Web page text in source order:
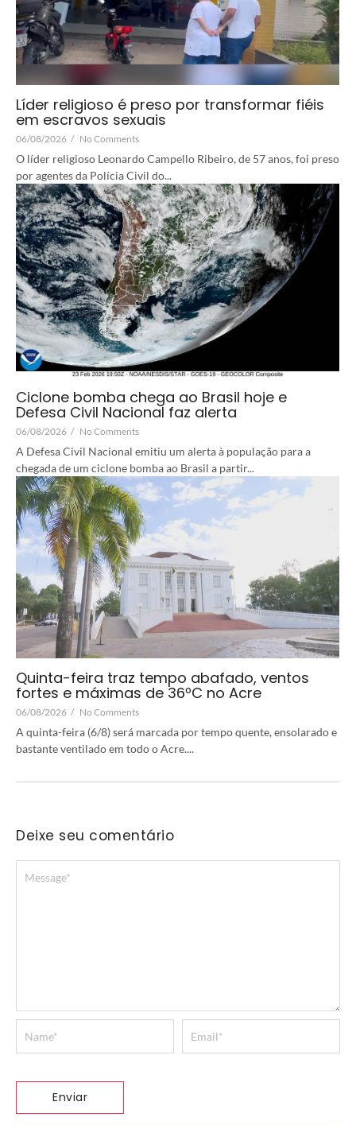
Líder religioso é preso por transformar fiéis
em escravos sexuais
06/08/2026 / No Comments
O líder religioso Leonardo Campello Ribeiro, de 57 anos, foi preso
por agentes da Polícia Civil do...
Ciclone bomba chega ao Brasil hoje e
Defesa Civil Nacional faz alerta
06/08/2026 / No Comments
A Defesa Civil Nacional emitiu um alerta à população para a
chegada de um ciclone bomba ao Brasil a partir...
Quinta-feira traz tempo abafado, ventos
fortes e máximas de 36ºC no Acre
06/08/2026 / No Comments
A quinta-feira (6/8) será marcada por tempo quente, ensolarado e
bastante ventilado em todo o Acre....
Deixe seu comentário